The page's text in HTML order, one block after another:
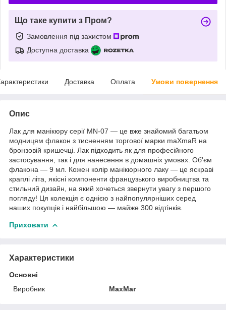
Що таке купити з Пром?
Замовлення під захистом
Доступна доставка
Доставка Оплата Умови повернення
Опис
Лак для манікюру серії MN-07 — це вже знайомий багатьом
модницям флакон з тисненням торгової марки maXmaR на
бронзовій кришечці. Лак підходить як для професійного
застосування, так і для нанесення в домашніх умовах. Об'єм
флакона — 9 мл. Кожен колір манікюрного лаку — це яскраві
краплі літа, якісні компоненти французького виробництва та
стильний дизайн, на який хочеться звернути увагу з першого
погляду! Ця колекція є однією з найпопулярніших серед
наших покупців і найбільшою — майже 300 відтінків.
Приховати
Характеристики
Основні
Виробник
MaxMar